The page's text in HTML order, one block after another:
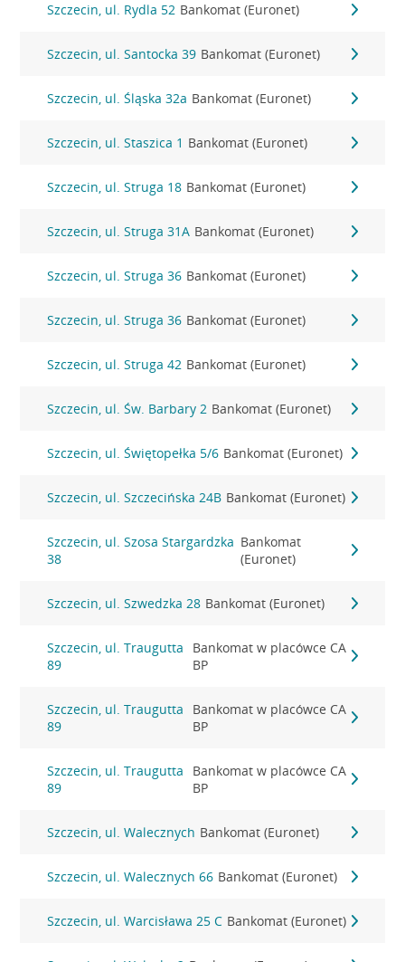
Szczecin, ul. Rydla 52 Bankomat (Euronet)
Szczecin, ul. Santocka 39 Bankomat (Euronet)
Szczecin, ul. Śląska 32a Bankomat (Euronet)
Szczecin, ul. Staszica 1 Bankomat (Euronet)
Szczecin, ul. Struga 18 Bankomat (Euronet)
Szczecin, ul. Struga 31A Bankomat (Euronet)
Szczecin, ul. Struga 36 Bankomat (Euronet)
Szczecin, ul. Struga 36 Bankomat (Euronet)
Szczecin, ul. Struga 42 Bankomat (Euronet)
Szczecin, ul. Św. Barbary 2 Bankomat (Euronet)
Szczecin, ul. Świętopełka 5/6 Bankomat (Euronet)
Szczecin, ul. Szczecińska 24B Bankomat (Euronet)
Szczecin, ul. Szosa Stargardzka
38
Bankomat
(Euronet)
Szczecin, ul. Szwedzka 28 Bankomat (Euronet)
Szczecin, ul. Traugutta
89
Bankomat w placówce CA
BP
Szczecin, ul. Traugutta
89
Bankomat w placówce CA
BP
Szczecin, ul. Traugutta
89
Bankomat w placówce CA
BP
Szczecin, ul. Walecznych Bankomat (Euronet)
Szczecin, ul. Walecznych 66 Bankomat (Euronet)
Szczecin, ul. Warcisława 25 C Bankomat (Euronet)